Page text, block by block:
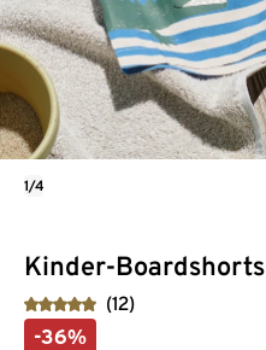
Kinder-Boardshorts
(12)
-36%
1/4